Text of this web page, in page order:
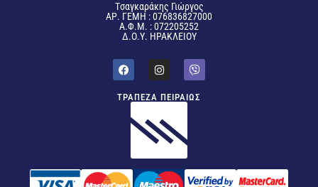
Tσαγκαράκης Γιώργος
ΑΡ. ΓΕΜΗ : 076836827000
Α.Φ.Μ. : 072205252
Δ.Ο.Υ. ΗΡΑΚΛΕΙΟΥ
ΤΡΑΠΕΖΑ ΠΕΙΡΑΙΩΣ